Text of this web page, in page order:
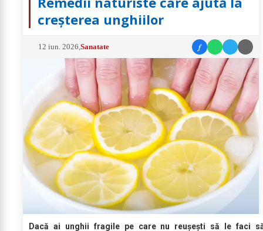
creșterea unghiilor
12 iun. 2026 ,Sanatate f
Dacă ai unghii fragile pe care nu reușești să le faci